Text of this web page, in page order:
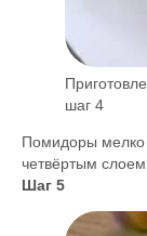
шаг 4
Помидоры мелко
четвёртым
Шаг 5